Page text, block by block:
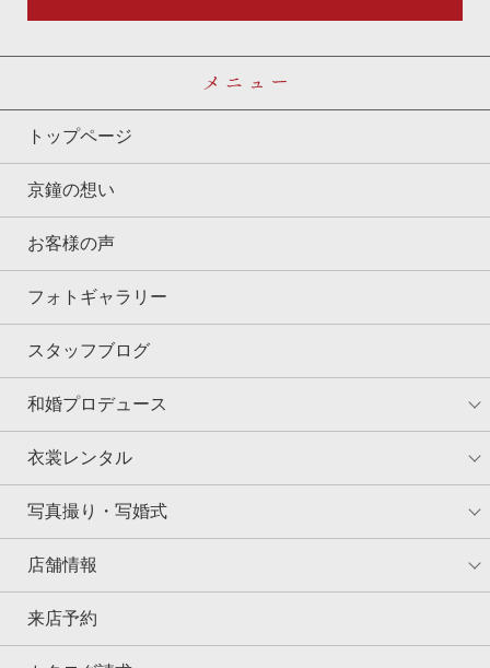
トップページ
京鐘の想い
お客様の声
フォトギャラリー
スタッフブログ
和婚プロデュース
衣裳レンタル
写真撮り・写婚式
店舗情報
来店予約